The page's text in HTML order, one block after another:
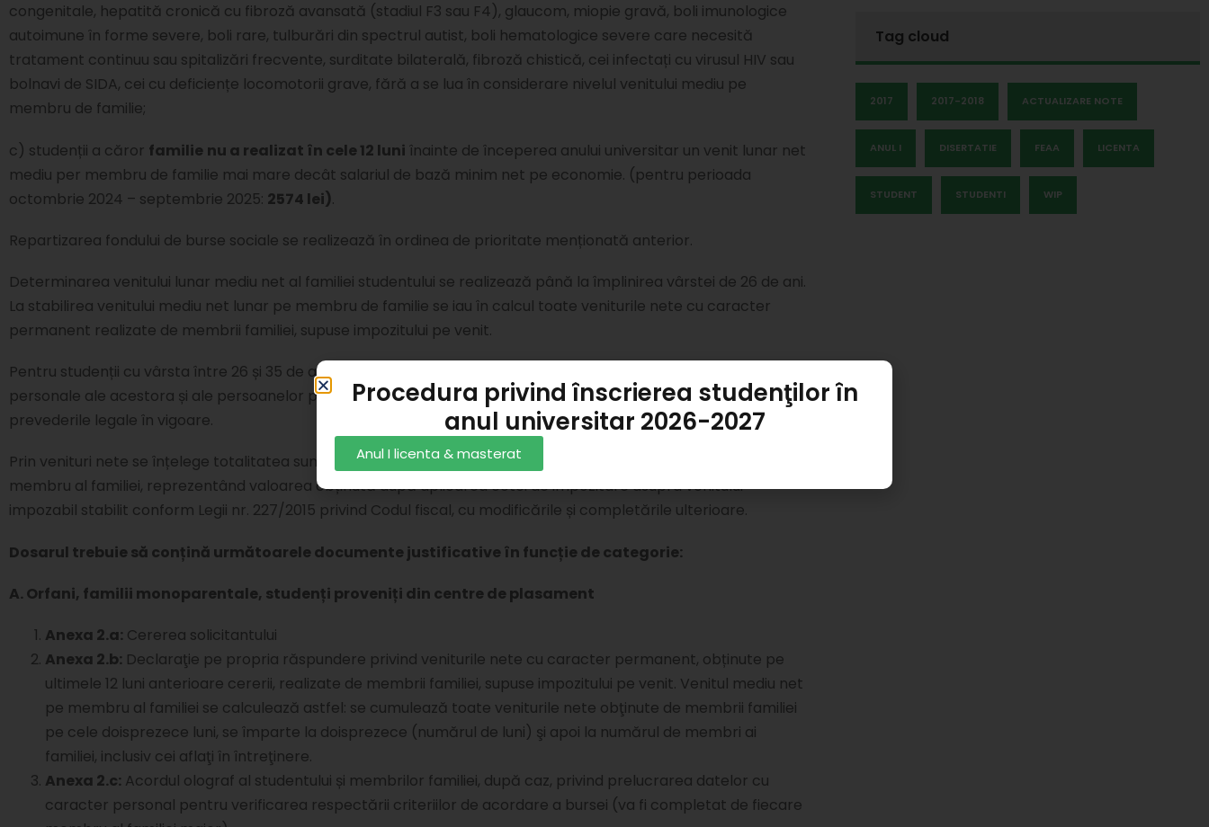
congenitale, hepatită cronică cu fibroză avansată (stadiul F3 sau F4), glaucom, miopie gravă, boli imunologice
autoimune în forme severe, boli rare, tulburări din spectrul autist, boli hematologice severe care necesită
tratament continuu sau spitalizări frecvente, surditate bilaterală, fibroză chistică, cei infectați cu virusul HIV sau
bolnavi de SIDA, cei cu deficiențe locomotorii grave, fără a se lua în considerare nivelul venitului mediu pe
membru de familie;
c) studenții a căror familie nu a realizat în cele 12 luni înainte de începerea anului universitar un venit lunar net
mediu per membru de familie mai mare decât salariul de bază minim net pe economie. (pentru perioada
octombrie 2024 – septembrie 2025: 2574 lei).
Repartizarea fondului de burse sociale se realizează în ordinea de prioritate menționată anterior.
Determinarea venitului lunar mediu net al familiei studentului se realizează până la împlinirea vârstei de 26 de ani.
La stabilirea venitului mediu net lunar pe membru de familie se iau în calcul toate veniturile nete cu caracter
permanent realizate de membrii familiei, supuse impozitului pe venit.
Pentru studenții cu vârsta între 26 și 35 de ani, venitul lunar mediu net se va calcula ținând cont doar de veniturile
personale ale acestora și ale persoanelor pe care le au în grijă, precum copii, soț/soție etc., în conformitate cu
prevederile legale în vigoare.
Prin venituri nete se înțelege totalitatea sumelor primite/realizate de persoana singură, respectiv de fiecare
membru al familiei, reprezentând valoarea obținută după aplicarea cotei de impozitare asupra venitului
impozabil stabilit conform Legii nr. 227/2015 privind Codul fiscal, cu modificările și completările ulterioare.
Dosarul trebuie să conțină următoarele documente justificative în funcție de categorie:
A. Orfani, familii monoparentale, studenți proveniți din centre de plasament
Anexa 2.a: Cererea solicitantului
Anexa 2.b: Declaraţie pe propria răspundere privind veniturile nete cu caracter permanent, obținute pe
ultimele 12 luni anterioare cererii, realizate de membrii familiei, supuse impozitului pe venit. Venitul mediu net
pe membru al familiei se calculează astfel: se cumulează toate veniturile nete obţinute de membrii familiei
pe cele doisprezece luni, se împarte la doisprezece (numărul de luni) şi apoi la numărul de membri ai
familiei, inclusiv cei aflaţi în întreţinere.
Anexa 2.c: Acordul olograf al studentului și membrilor familiei, după caz, privind prelucrarea datelor cu
caracter personal pentru verificarea respectării criteriilor de acordare a bursei (va fi completat de fiecare
Tag cloud
2017 2017-2018 ACTUALIZARE NOTE
ANUL I DISERTATIE FEAA LICENTA
STUDENT STUDENTI WIP
Procedura privind înscrierea studenţilor în
anul universitar 2026-2027
Anul I licenta & masterat